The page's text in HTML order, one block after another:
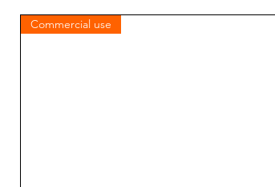
Commercial use